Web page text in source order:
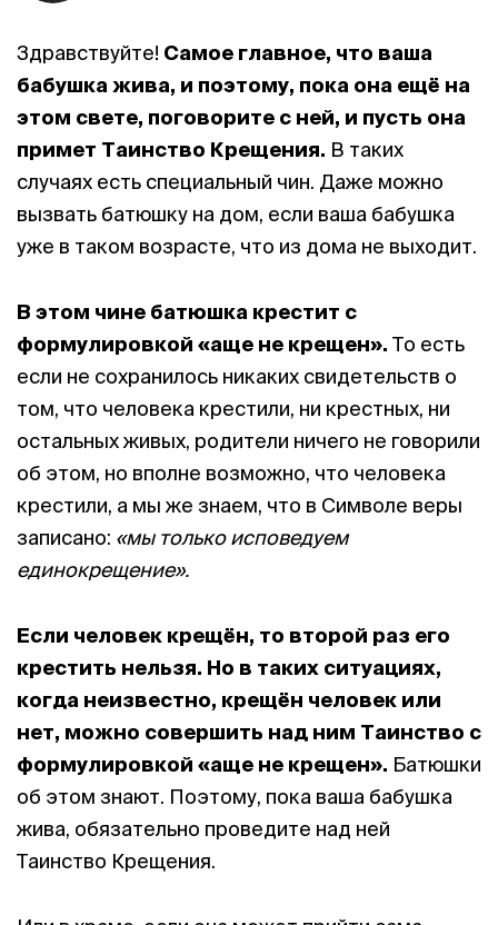
Здравствуйте! Самое главное, что ваша
бабушка жива, и поэтому, пока она ещё на
этом свете, поговорите с ней, и пусть она
примет Таинство Крещения. В таких
случаях есть специальный чин. Даже можно
вызвать батюшку на дом, если ваша бабушка
уже в таком возрасте, что из дома не выходит.
В этом чине батюшка крестит с
формулировкой «аще не крещен». То есть
если не сохранилось никаких свидетельств о
том, что человека крестили, ни крестных, ни
остальных живых, родители ничего не говорили
об этом, но вполне возможно, что человека
крестили, а мы же знаем, что в Символе веры
записано: «мы только исповедуем
единокрещение».
Если человек крещён, то второй раз его
крестить нельзя. Но в таких ситуациях,
когда неизвестно, крещён человек или
нет, можно совершить над ним Таинство с
формулировкой «аще не крещен». Батюшки
об этом знают. Поэтому, пока ваша бабушка
жива, обязательно проведите над ней
Таинство Крещения.